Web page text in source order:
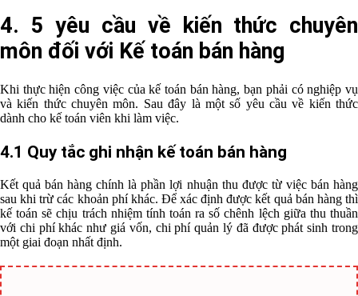
4. 5 yêu cầu về kiến thức chuyên
môn đối với Kế toán bán hàng
Khi thực hiện công việc của kế toán bán hàng, bạn phải có nghiệp vụ
và kiến thức chuyên môn. Sau đây là một số yêu cầu về kiến thức
dành cho kế toán viên khi làm việc.
4.1 Quy tắc ghi nhận kế toán bán hàng
Kết quả bán hàng chính là phần lợi nhuận thu được từ việc bán hàng
sau khi trừ các khoản phí khác. Để xác định được kết quả bán hàng thì
kế toán sẽ chịu trách nhiệm tính toán ra số chênh lệch giữa thu thuần
với chi phí khác như giá vốn, chi phí quản lý đã được phát sinh trong
một giai đoạn nhất định.